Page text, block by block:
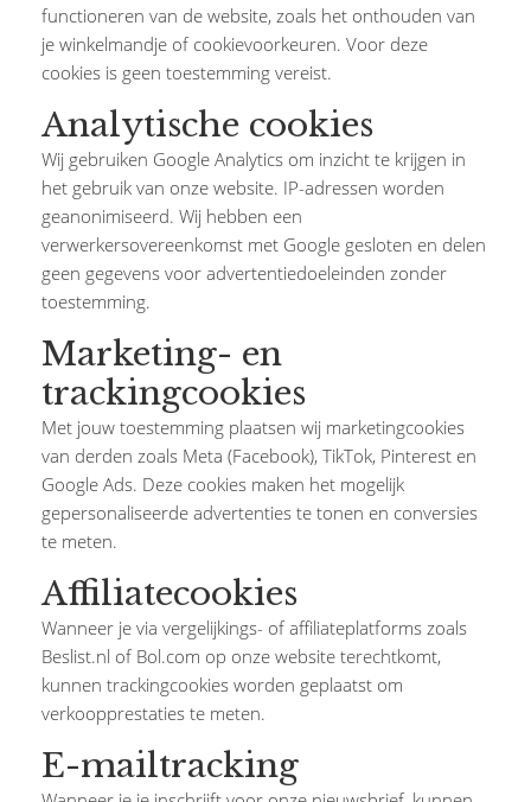
functioneren van de website, zoals het onthouden van
je winkelmandje of cookievoorkeuren. Voor deze
cookies is geen toestemming vereist.
Analytische cookies
Wij gebruiken Google Analytics om inzicht te krijgen in
het gebruik van onze website. IP-adressen worden
geanonimiseerd. Wij hebben een
verwerkersovereenkomst met Google gesloten en delen
geen gegevens voor advertentiedoeleinden zonder
toestemming.
Marketing- en
trackingcookies
Met jouw toestemming plaatsen wij marketingcookies
van derden zoals Meta (Facebook), TikTok, Pinterest en
Google Ads. Deze cookies maken het mogelijk
gepersonaliseerde advertenties te tonen en conversies
te meten.
Affiliatecookies
Wanneer je via vergelijkings- of affiliateplatforms zoals
Beslist.nl of Bol.com op onze website terechtkomt,
kunnen trackingcookies worden geplaatst om
verkoopprestaties te meten.
E-mailtracking